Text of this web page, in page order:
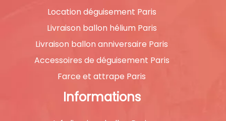
Location déguisement Paris
Livraison ballon hélium Paris
Livraison ballon anniversaire Paris
Accessoires de déguisement Paris
Farce et attrape Paris
Informations